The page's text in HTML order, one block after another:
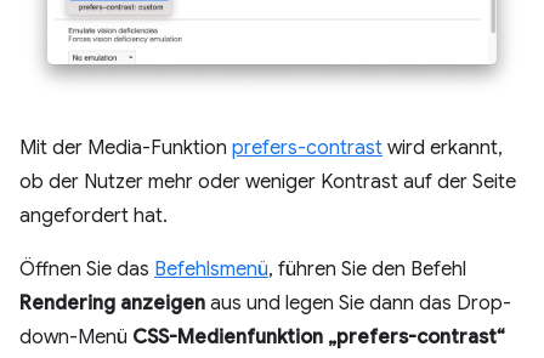
Mit der Media-Funktion prefers-contrast wird erkannt,
ob der Nutzer mehr oder weniger Kontrast auf der Seite
angefordert hat.
Öffnen Sie das Befehlsmenü, führen Sie den Befehl
Rendering anzeigen aus und legen Sie dann das Drop-
down-Menü CSS-Medienfunktion „prefers-contrast“